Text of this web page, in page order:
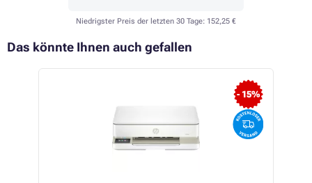
Niedrigster Preis der letzten 30 Tage: 152,25 €
Das könnte Ihnen auch gefallen
- 15%